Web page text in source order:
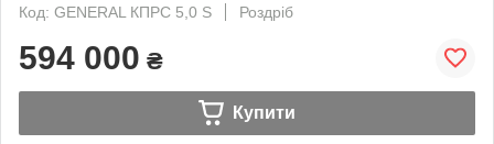
Код: GENERAL КПРС 5,0 S
Роздріб
594 000 ₴
Купити